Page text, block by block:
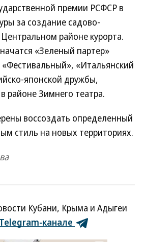
премии РСФСР в
за создание садово-
районе курорта.
«Зеленый партер»
«Фестивальный», «Итальянский
японской дружбы,
районе Зимнего театра.
воссоздать определенный
стиль на новых территориях.
Кубани, Крыма и Адыгеи
Telegram-канале